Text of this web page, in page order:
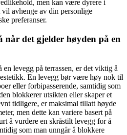
men kan være dyrere i
avhenge av din personlige
preferanser.
når det gjelder høyden på en
levegg på terrassen, er det viktig å
En levegg bør være høy nok til
eller forbipasserende, samtidig som
blokkerer utsikten eller skaper et
tidligere, er maksimal tillatt høyde
men dette kan variere basert på
å vurdere en skråstilt levegg for å
som man unngår å blokkere